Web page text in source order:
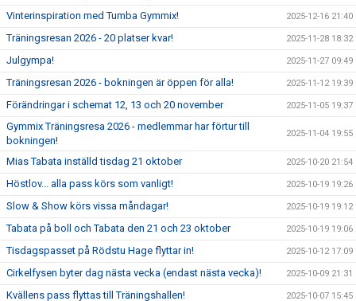
Vinterinspiration med Tumba Gymmix! 2025-12-16 21:40
Träningsresan 2026 - 20 platser kvar! 2025-11-28 18:32
Julgympa! 2025-11-27 09:49
Träningsresan 2026 - bokningen är öppen för alla! 2025-11-12 19:39
Förändringar i schemat 12, 13 och 20 november 2025-11-05 19:37
Gymmix Träningsresa 2026 - medlemmar har förtur till
bokningen!
2025-11-04 19:55
Mias Tabata inställd tisdag 21 oktober 2025-10-20 21:54
Höstlov... alla pass körs som vanligt! 2025-10-19 19:26
Slow & Show körs vissa måndagar! 2025-10-19 19:12
Tabata på boll och Tabata den 21 och 23 oktober 2025-10-19 19:06
Tisdagspasset på Rödstu Hage flyttar in! 2025-10-12 17:09
Cirkelfysen byter dag nästa vecka (endast nästa vecka)! 2025-10-09 21:31
Kvällens pass flyttas till Träningshallen! 2025-10-07 15:45